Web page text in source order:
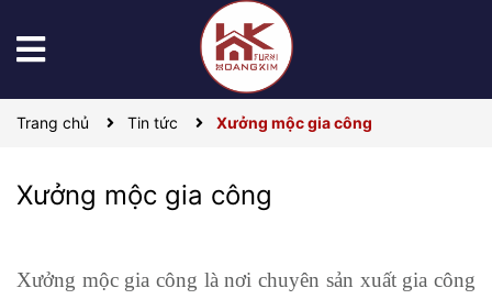
Trang chủ Tin tức Xưởng mộc gia công
Xưởng mộc gia công
Xưởng mộc gia công là nơi chuyên sản xuất gia công